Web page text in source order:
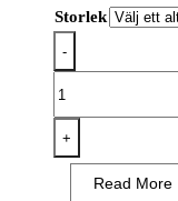
Storlek
-
PW3
FR
Modaflame
+
Read More